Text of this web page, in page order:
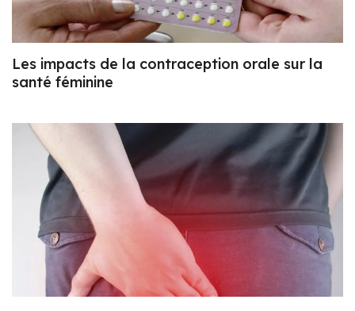
Les impacts de la contraception orale sur la
santé féminine